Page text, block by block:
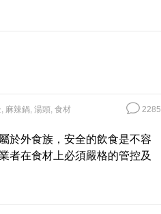
, 麻辣鍋, 湯頭, 食材 2285
於外食族，安全的飲食是不容
者在食材上必須嚴格的管控及